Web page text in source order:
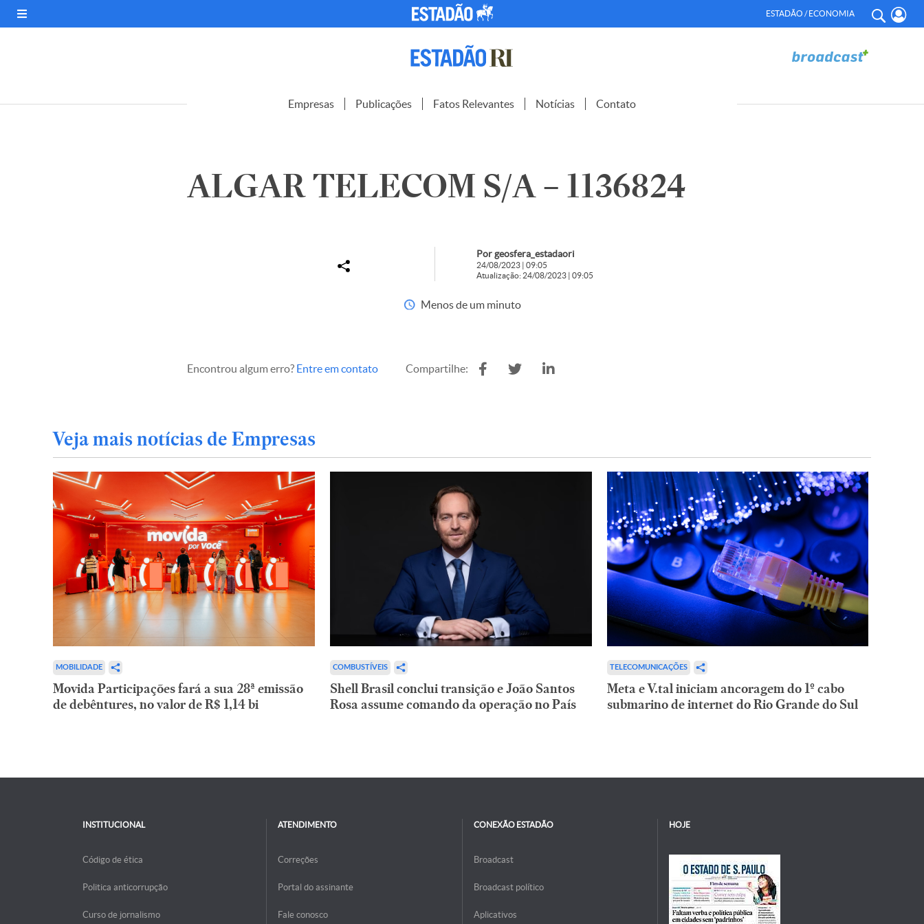
ESTADÃO / ECONOMIA
Empresas Publicações Fatos Relevantes Notícias Contato
ALGAR TELECOM S/A – 1136824
Por geosfera_estadaori
24/08/2023 | 09:05
Atualização: 24/08/2023 | 09:05
Menos de um minuto
Encontrou algum erro? Entre em contato Compartilhe:
Veja mais notícias de Empresas
MOBILIDADE
Movida Participações fará a sua 28ª emissão
de debêntures, no valor de R$ 1,14 bi
COMBUSTÍVEIS
Shell Brasil conclui transição e João Santos
Rosa assume comando da operação no País
TELECOMUNICAÇÕES
Meta e V.tal iniciam ancoragem do 1º cabo
submarino de internet do Rio Grande do Sul
INSTITUCIONAL
Código de ética
Politica anticorrupção
Curso de jornalismo
ATENDIMENTO
Correções
Portal do assinante
Fale conosco
CONEXÃO ESTADÃO
Broadcast
Broadcast político
Aplicativos
HOJE